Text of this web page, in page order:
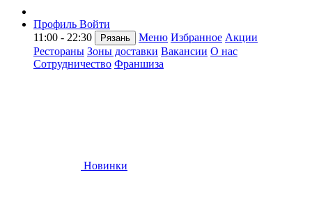
Профиль Войти
11:00 - 22:30
Рязань Меню Избранное Акции
Рестораны Зоны доставки Вакансии О нас
Сотрудничество Франшиза
Новинки